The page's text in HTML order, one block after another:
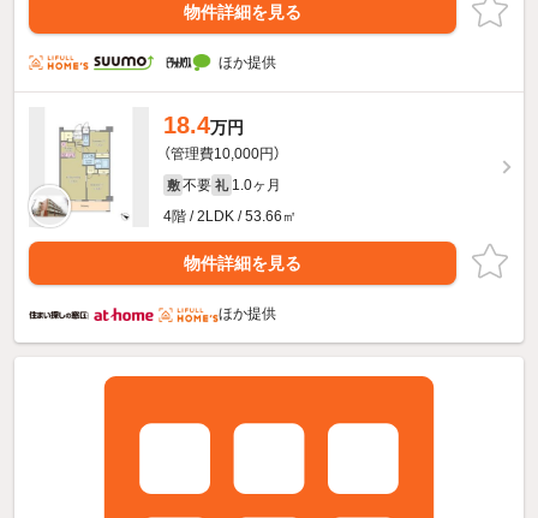
物件詳細を見る
ほか提供
18.4万円
（管理費10,000円）
敷 不要 礼 1.0ヶ月
4階 / 2LDK / 53.66㎡
物件詳細を見る
ほか提供